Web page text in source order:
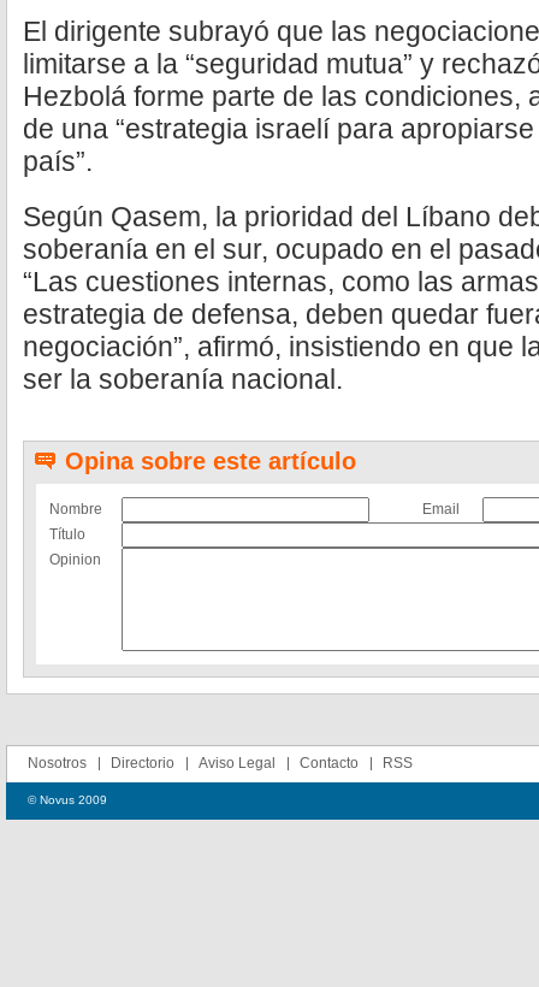
El dirigente subrayó que las
limitarse a la “seguridad mutua” y
Hezbolá forme parte de las condiciones,
de una “estrategia israelí para
país”.
Según Qasem, la prioridad del Líbano
soberanía en el sur, ocupado en el
“Las cuestiones internas, como las
estrategia de defensa, deben quedar
negociación”, afirmó, insistiendo en que
ser la soberanía nacional.
Opina sobre este artículo
Nombre
Email
Título
Opinion
Nosotros Directorio Aviso Legal Contacto RSS
© Novus 2009